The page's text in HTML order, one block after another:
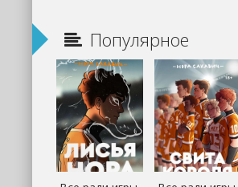
Популярное